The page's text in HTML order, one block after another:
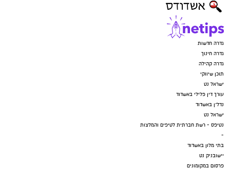
גדרה חדשות
גדרה חינוך
גדרה קהילה
תוכן שיווקי
ישראל נט
עורך דין פלילי באשדוד
נדל"ן באשדוד
ישראל נט
נטיפס - רשת חברתית לטיפים והמלצות
-
בתי מלון באשדוד
יישובניק נט
פרסום במקומונים